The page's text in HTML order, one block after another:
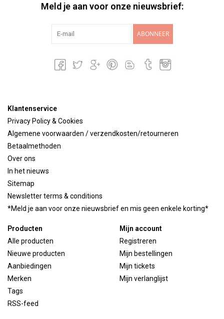
Meld je aan voor onze nieuwsbrief:
ABONNEER
Klantenservice
Privacy Policy & Cookies
Algemene voorwaarden / verzendkosten/retourneren
Betaalmethoden
Over ons
In het nieuws
Sitemap
Newsletter terms & conditions
*Meld je aan voor onze nieuwsbrief en mis geen enkele korting*
Producten
Alle producten
Nieuwe producten
Aanbiedingen
Merken
Tags
RSS-feed
Mijn account
Registreren
Mijn bestellingen
Mijn tickets
Mijn verlanglijst